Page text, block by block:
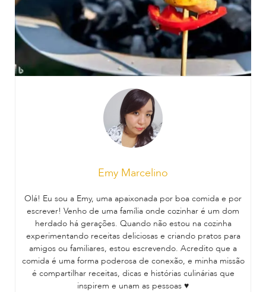
Emy Marcelino
Olá! Eu sou a Emy, uma apaixonada por boa comida e por
escrever! Venho de uma família onde cozinhar é um dom
herdado há gerações. Quando não estou na cozinha
experimentando receitas deliciosas e criando pratos para
amigos ou familiares, estou escrevendo. Acredito que a
comida é uma forma poderosa de conexão, e minha missão
é compartilhar receitas, dicas e histórias culinárias que
inspirem e unam as pessoas ♥